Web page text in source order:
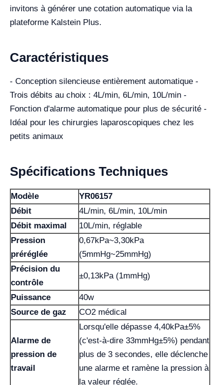
invitons à générer une cotation automatique via la
plateforme Kalstein Plus.
Caractéristiques
- Conception silencieuse entièrement automatique -
Trois débits au choix : 4L/min, 6L/min, 10L/min -
Fonction d'alarme automatique pour plus de sécurité -
Idéal pour les chirurgies laparoscopiques chez les
petits animaux
Spécifications Techniques
Modèle
YR06157
Débit
4L/min, 6L/min, 10L/min
Débit maximal
10L/min, réglable
Pression
préréglée
0,67kPa~3,30kPa
(5mmHg~25mmHg)
Précision du
contrôle
±0,13kPa (1mmHg)
Puissance
40w
Source de gaz
CO2 médical
Alarme de
pression de
travail
Lorsqu'elle dépasse 4,40kPa±5%
(c'est-à-dire 33mmHg±5%) pendant
plus de 3 secondes, elle déclenche
une alarme et ramène la pression à
la valeur réglée.